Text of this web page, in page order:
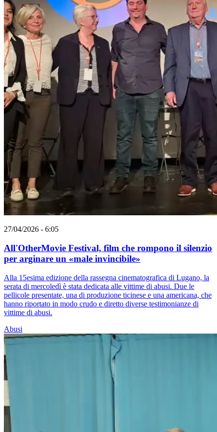
27/04/2026 - 6:05
All'OtherMovie Festival, film che rompono il silenzio
per arginare un «male invincibile»
Alla 15esima edizione della rassegna cinematografica di Lugano, la
serata di mercoledì è stata dedicata alle vittime di abusi. Due le
pellicole presentate, una di produzione ticinese e una americana, che
hanno riportato in modo crudo e diretto diverse testimonianze di
vittime di abusi.
Abusi